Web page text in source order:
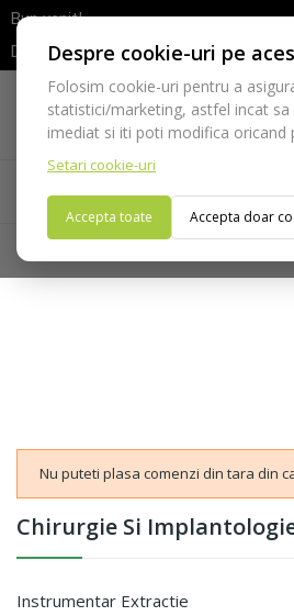
Despre cookie-uri pe
Folosim cookie-uri pentru a
statistici/marketing, astfel incat
imediat si iti poti modifica oricand
Setari cookie-uri
Accepta toate Accepta doar
Bun venit!
Dupa efectuarea comenzii va rugam
Telefon:
021-528 03 23
Acasa Consumabile
Nu puteti plasa comenzi din tara din
Chirurgie Si
Instrumentar Extractie